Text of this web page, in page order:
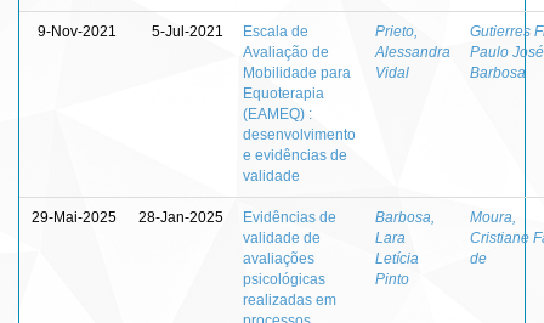
9-Nov-2021 5-Jul-2021
Escala de
Avaliação de
Mobilidade para
Equoterapia
(EAMEQ) :
desenvolvimento
e evidências de
validade
Prieto,
Alessandra
Vidal
Gutierres
Paulo José
Barbosa
29-Mai-2025 28-Jan-2025
Evidências de
validade de
avaliações
psicológicas
realizadas em
Barbosa,
Lara
Letícia
Pinto
Moura,
Cristiane
de